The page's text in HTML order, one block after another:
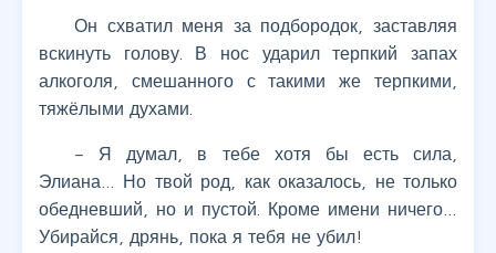
Он схватил меня за подбородок, заставляя
вскинуть голову. В нос ударил терпкий запах
алкоголя, смешанного с такими же терпкими,
тяжёлыми духами.
– Я думал, в тебе хотя бы есть сила,
Элиана… Но твой род, как оказалось, не только
обедневший, но и пустой. Кроме имени ничего…
Убирайся, дрянь, пока я тебя не убил!